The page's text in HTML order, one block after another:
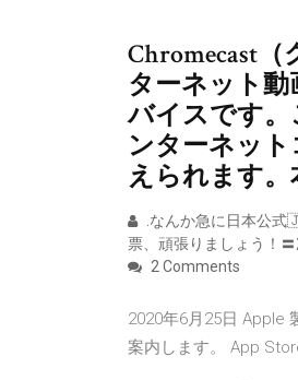
Chromecast
ターネット動
バイスです
ンターネッ
えられます
.なんか急に日本公
票、頑張りましょう！
2 Comments
2020年6月25日 Apple
案内します。 App